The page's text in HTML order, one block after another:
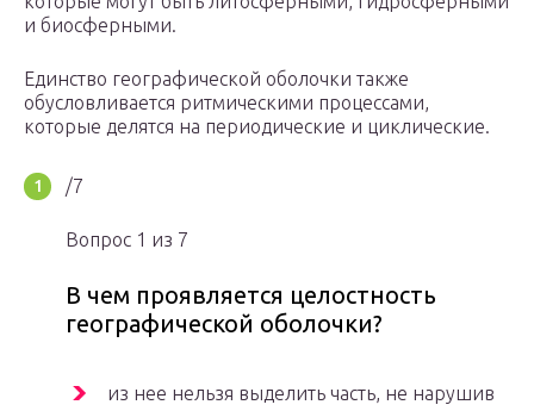
и биосферными.
Единство географической оболочки также
обусловливается ритмическими процессами,
которые делятся на периодические и циклические.
/7
Вопрос 1 из 7
В чем проявляется целостность
географической оболочки?
из нее нельзя выделить часть, не нарушив